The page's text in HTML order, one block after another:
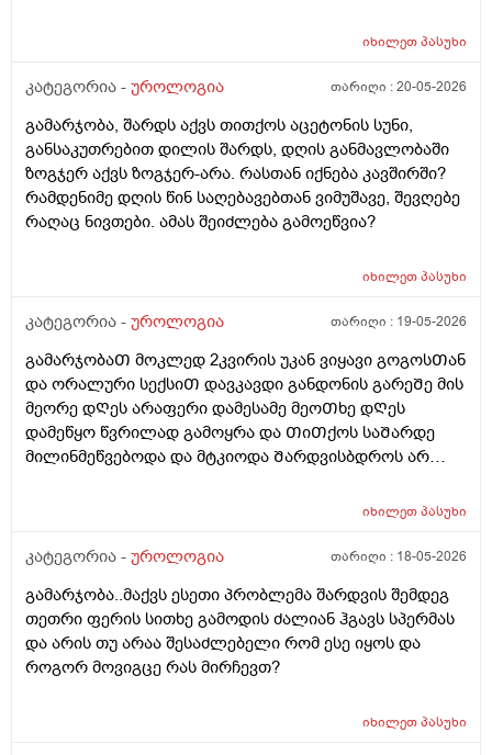
იხილეთპასუხი
კატეგორია - უროლოგია თარიღი :20-05-2026
გამარჯობა, შარდს აქვს თითქოს აცეტონის სუნი,
განსაკუთრებით დილის შარდს, დღის განმავლობაში
ზოგჯერ აქვს ზოგჯერ-არა. რასთან იქნება კავშირში?
რამდენიმე დღის წინ საღებავებთან ვიმუშავე, შევღებე
რაღაც ნივთები. ამას შეიძლება გამოეწვია?
იხილეთპასუხი
კატეგორია - უროლოგია თარიღი : 19-05-2026
გამარჯობაᲗ მოკლედ 2კვირის უკან ვიყავი გოგოსᲗან
და ორალური სექსიᲗ დავკავდი განდონის გარეᲨე მის
მეორე დᲦეს არაფერი დამესამე მეოᲗხე დᲦეს
დამეწყო წვრილად გამოყრა და ᲗიᲗქოს საᲨარდე
მილინმეწვებოდა და მტკიოდა Შარდვისბდროს არ
კონკრეტული ადგილი მტკიოდა. მერე ვისხავდი
რო ვᲨარდავდი Შარდი Შიგ რᲩებოდაა წვეᲗები
Ჩერდებოდა Შარდიმერე ᲗიᲗქოს გამიარაა არც
გამონაყრის ქავილი არ მქონდა არაფერი არაფეტი
აგარ მაწუხებდა ამტკივილმა და რაგაცებმა 2დᲦეᲨი
გაიარა მერე ისევ სხვასᲗან დავკავდი უბრალოდ
მიმასტურბირებდა განდონის გარეᲨე და გავაᲗავე მის
იხილეთპასუხი
კატეგორია - უროლოგია თარიღი : 18-05-2026
გამარჯობა..მაქვს ესეთი პრობლემა შარდვის შემდეგ
თეთრი ფერის სითხე გამოდის ძალიან ჰგავს სპერმას
და არის თუ არაა შესაძლებელი რომ ესე იყოს და
როგორ მოვიგცე რას მირჩევთ?
იხილეთპასუხი